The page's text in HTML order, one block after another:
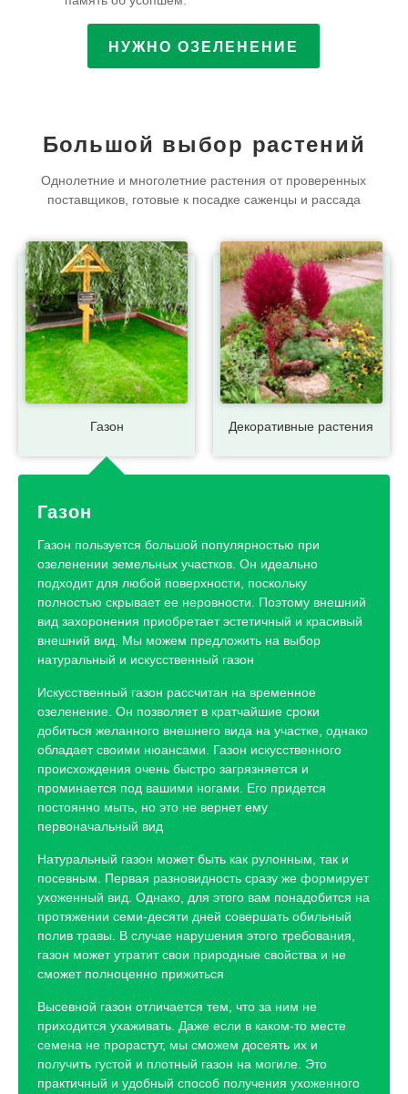
НУЖНО ОЗЕЛЕНЕНИЕ
Большой выбор растений
Однолетние и многолетние растения от проверенных
поставщиков, готовые к посадке саженцы и рассада
Газон Декоративные растения
Газон
Газон пользуется большой популярностью при
озеленении земельных участков. Он идеально
подходит для любой поверхности, поскольку
полностью скрывает ее неровности. Поэтому внешний
вид захоронения приобретает эстетичный и красивый
внешний вид. Мы можем предложить на выбор
натуральный и искусственный газон
Искусственный газон рассчитан на временное
озеленение. Он позволяет в кратчайшие сроки
добиться желанного внешнего вида на участке, однако
обладает своими нюансами. Газон искусственного
происхождения очень быстро загрязняется и
проминается под вашими ногами. Его придется
постоянно мыть, но это не вернет ему
первоначальный вид
Натуральный газон может быть как рулонным, так и
посевным. Первая разновидность сразу же формирует
ухоженный вид. Однако, для этого вам понадобится на
протяжении семи-десяти дней совершать обильный
полив травы. В случае нарушения этого требования,
газон может утратит свои природные свойства и не
сможет полноценно прижиться
Высевной газон отличается тем, что за ним не
приходится ухаживать. Даже если в каком-то месте
семена не прорастут, мы сможем досеять их и
получить густой и плотный газон на могиле. Это
практичный и удобный способ получения ухоженного